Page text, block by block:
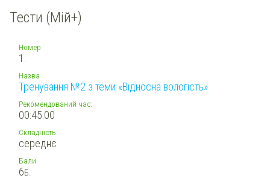
Тести (Мій+)
Номер
1.
Назва
Тренування №2 з теми «Відносна вологість»
Рекомендований час:
00:45:00
Складність
середнє
Бали
6Б.